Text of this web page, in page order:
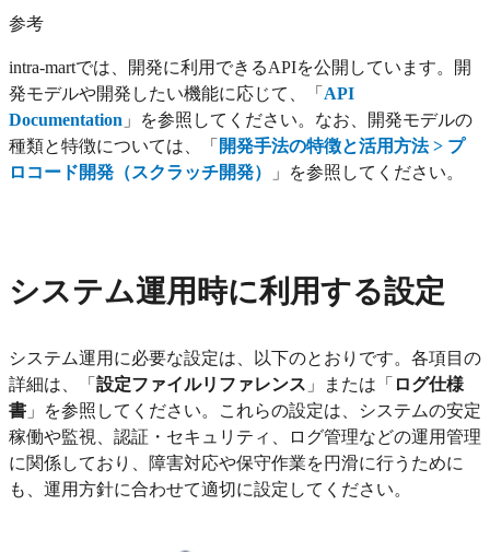
参考
intra-martでは、開発に利用できるAPIを公開しています。開
発モデルや開発したい機能に応じて、「 API
Documentation 」を参照してください。なお、開発モデルの
種類と特徴については、「 開発手法の特徴と活用方法 > プ
ロコード開発（スクラッチ開発）
」を参照してください。
システム運用時に利用する設定
システム運用に必要な設定は、以下のとおりです。各項目の
詳細は、「 設定ファイルリファレンス 」または「 ログ仕様
書 」を参照してください。これらの設定は、システムの安定
稼働や監視、認証・セキュリティ、ログ管理などの運用管理
に関係しており、障害対応や保守作業を円滑に行うために
も、運用方針に合わせて適切に設定してください。